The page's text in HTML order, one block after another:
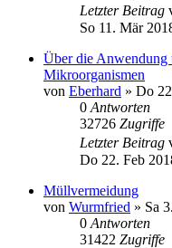
Letzter Beitrag
So 11. Mär
Über die
Mikroorganismen
von Eberhard » Do
0 Antworten
32726 Zugriffe
Letzter Beitrag
Do 22. Feb
Müllvermeidung
von Wurmfried » Sa
0 Antworten
31422 Zugriffe